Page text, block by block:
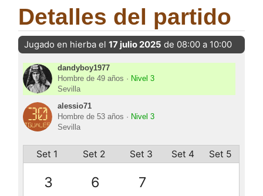
Detalles del partido
Jugado en hierba el 17 julio 2025 de 08:00 a 10:00
dandyboy1977
Hombre de 49 años · Nivel 3
Sevilla
alessio71
Hombre de 53 años · Nivel 3
Sevilla
Set 1 Set 2 Set 3 Set 4 Set 5
3 6 7